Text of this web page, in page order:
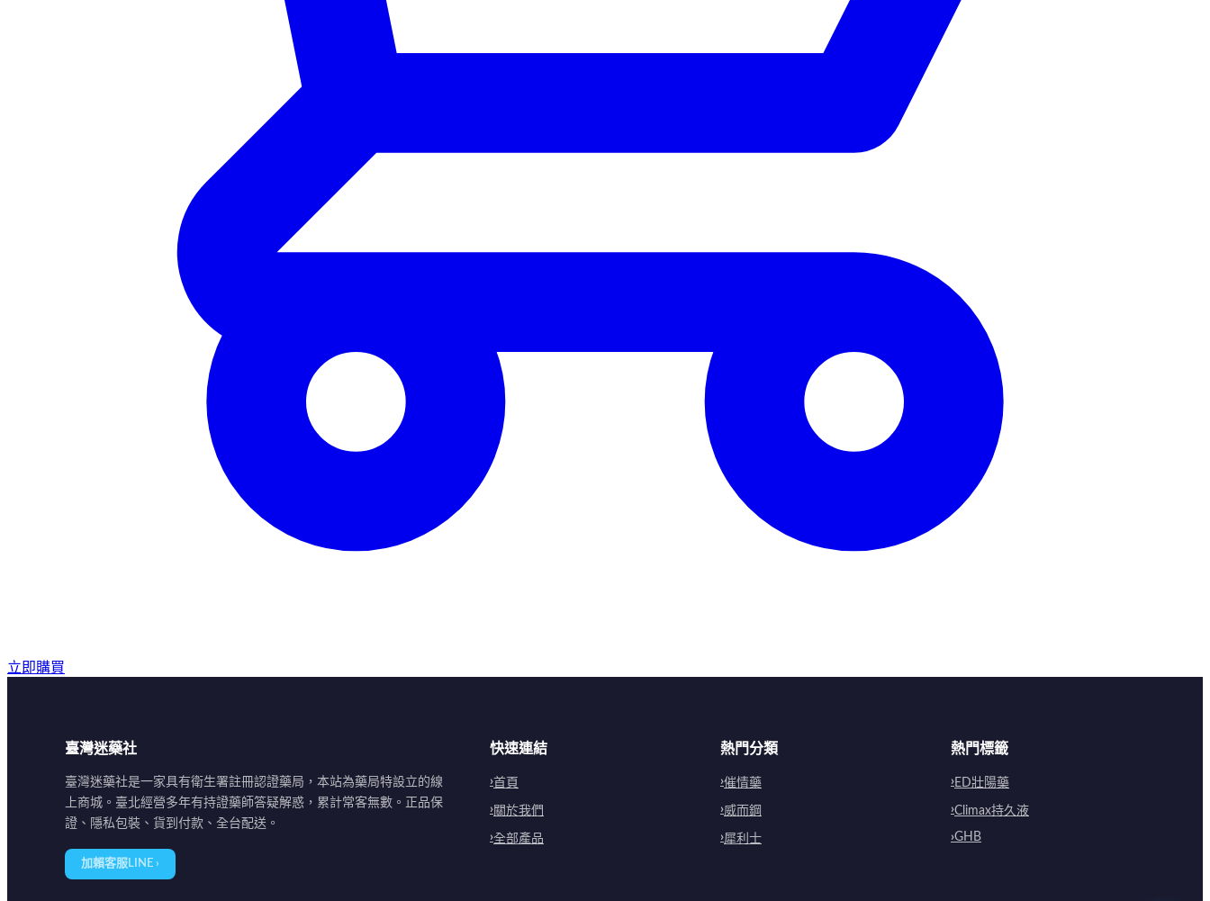
立即購買
臺灣迷藥社
臺灣迷藥社是一家具有衛生署註冊認證藥局，本站為藥局特設立的線
上商城。臺北經營多年有持證藥師答疑解惑，累計常客無數。正品保
證、隱私包裝、貨到付款、全台配送。
加賴客服LINE ›
快速連結
首頁
關於我們
全部產品
熱門分類
催情藥
威而鋼
犀利士
熱門標籤
ED壯陽藥
Climax持久液
GHB